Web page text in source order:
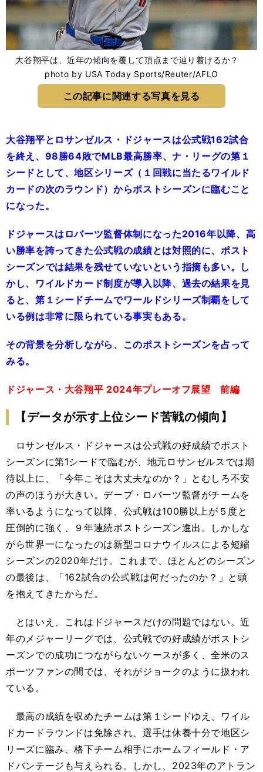
大谷翔平は、近年の傾向を覆して頂点まで辿り着けるか？
photo by USA Today Sports/Reuter/AFLO
この記事に関連する写真を見る
大谷翔平とロサンゼルス・ドジャースは公式戦162試合
を終え、98勝64敗でMLB最高勝率、ナ・リーグの第１
シードとして、地区シリーズ（１回戦に当たるワイルド
カードの次のラウンド）からポストシーズンに臨むこと
になった。
ドジャースはロバーツ監督体制になった2016年以降、高
い勝率を誇ってきた公式戦の成績とは対照的に、ポスト
シーズンでは結果を残せていないという指摘も多い。し
かし、ワイルドカード制度が導入以降、過去の結果を見
ると、第１シードチームでワールドシリーズ制覇をして
いる例は非常に限られている事実もある。
その背景を分析しながら、このポストシーズンを占って
みる。
ドジャース・大谷翔平 2024年プレーオフ展望 前編
【データが示す上位シード苦戦の傾向】
ロサンゼルス・ドジャースは公式戦の好成績でポスト
シーズンに第1シードで臨むが、地元ロサンゼルスでは期
待以上に、「今年こそは大丈夫なのか？」とむしろ不安
の声のほうが大きい。デーブ・ロバーツ監督がチームを
率いるようになって以降、公式戦は100勝以上が５度と
圧倒的に強く、９年連続ポストシーズン進出。しかしな
がら世界一になったのは新型コロナウイルスによる短縮
シーズンの2020年だけ。これまで、ほとんどのシーズン
の最後は、「162試合の公式戦は何だったのか？」と頭
を抱えてきたからだ。
とはいえ、これはドジャースだけの問題ではない。近
年のメジャーリーグでは、公式戦での好成績がポストシ
ーズンでの成功につながらないケースが多く、全米のス
ポーツファンの間では、それがジョークのように扱われ
ている。
最高の成績を収めたチームは第１シードゆえ、ワイル
ドカードラウンドは免除され、選手は休養十分で地区シ
リーズに臨み、格下チーム相手にホームフィールド・ア
ドバンテージも与えられる。しかし、2023年のアトラン